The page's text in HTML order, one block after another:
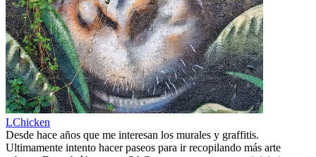
LChicken
Desde hace años que me interesan los murales y graffitis.
Ultimamente intento hacer paseos para ir recopilando más arte